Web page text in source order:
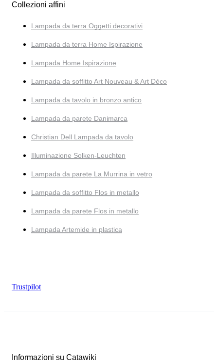
Collezioni affini
Lampada da terra Oggetti decorativi
Lampada da terra Home Ispirazione
Lampada Home Ispirazione
Lampada da soffitto Art Nouveau & Art Déco
Lampada da tavolo in bronzo antico
Lampada da parete Danimarca
Christian Dell Lampada da tavolo
Illuminazione Solken-Leuchten
Lampada da parete La Murrina in vetro
Lampada da soffitto Flos in metallo
Lampada da parete Flos in metallo
Lampada Artemide in plastica
Trustpilot
Informazioni su Catawiki